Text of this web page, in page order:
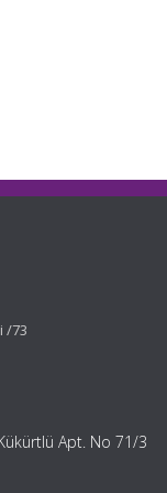
/73
Apt. No 71/3